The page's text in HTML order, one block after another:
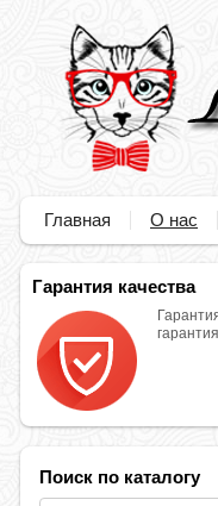
Главная О нас
Гарантия качества
Поиск по каталогу